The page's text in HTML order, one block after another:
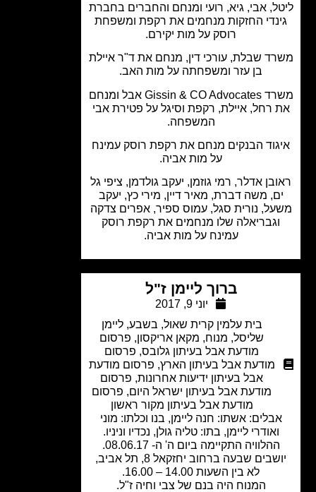
אבי, גיא, רועי ומנחם והחברים בחברת
החזקות מנחמים את רקפת ומשפחת
רוסק על מות יקירם.
שבלת, עורכי דין, מנחם את ד"ר איילת
בן עזר ומשפחתה על מות האב.
משרד Gissin & CO Advocates אבל ומנחם
רחל, איילת, רקפת וסיגל על פטירת אבי
המשפחה.
הבנקים מנחם את רקפת רוסק עמינח
על מות אביה.
אדלר, רמי גוזמן, יעקב גולדמן, ציפי גל
משה דברת, מאיר דיין, מירי כץ, יעקב
נורית סגל, עמוס ספיר, אפרים צדקה
שלו מנחמים את רקפת רוסק
עמינח על מות אביה.
ברוך ליימן ז"ל
בית עלמין קרית שאול,בשבע, ליימן
מנוח,מקאן אריקסון ,פרסום
מודעת אבל בעיתון גלובס, פרסום
מודעת אבל בעיתון הארץ,פרסום מודעת
אבל בעיתון ידיעות אחרונות,פרסום
מודעת אבל בעיתון ישראל היום,פרסום
מודעת אבל בעיתון מקור ראשון
אשתו: חנה ליימן, בנו וכלתו: מוני
ואודרי ליימן, בתו: טליה גולן, נכדיו וניניו.
ההלוויה התקיימה ביום ה' ה- 08.06.17.
יושבים שבעה ברחוב יחזקאל 8, תל אביב,
לא בין השעות 14.00 – 16.00.
המנוח היה בנם של צבי וחיה ז"ל.